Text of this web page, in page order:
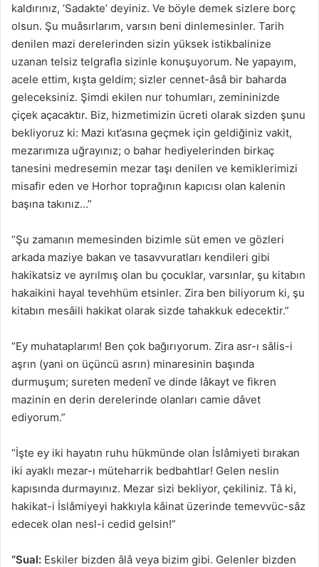
kaldırınız, ‘Sadakte’ deyiniz. Ve böyle demek sizlere borç
olsun. Şu muâsırlarım, varsın beni dinlemesinler. Tarih
denilen mazi derelerinden sizin yüksek istikbalinize
uzanan telsiz telgrafla sizinle konuşuyorum. Ne yapayım,
acele ettim, kışta geldim; sizler cennet-âsâ bir baharda
geleceksiniz. Şimdi ekilen nur tohumları, zemininizde
çiçek açacaktır. Biz, hizmetimizin ücreti olarak sizden şunu
bekliyoruz ki: Mazi kıt’asına geçmek için geldiğiniz vakit,
mezarımıza uğrayınız; o bahar hediyelerinden birkaç
tanesini medresemin mezar taşı denilen ve kemiklerimizi
misafir eden ve Horhor toprağının kapıcısı olan kalenin
başına takınız…”
“Şu zamanın memesinden bizimle süt emen ve gözleri
arkada maziye bakan ve tasavvuratları kendileri gibi
hakikatsiz ve ayrılmış olan bu çocuklar, varsınlar, şu kitabın
hakaikini hayal tevehhüm etsinler. Zira ben biliyorum ki, şu
kitabın mesâili hakikat olarak sizde tahakkuk edecektir.”
“Ey muhataplarım! Ben çok bağırıyorum. Zira asr-ı sâlis-i
aşrın (yani on üçüncü asrın) minaresinin başında
durmuşum; sureten medenî ve dinde lâkayt ve fikren
mazinin en derin derelerinde olanları camie dâvet
ediyorum.”
“İşte ey iki hayatın ruhu hükmünde olan İslâmiyeti bırakan
iki ayaklı mezar-ı müteharrik bedbahtlar! Gelen neslin
kapısında durmayınız. Mezar sizi bekliyor, çekiliniz. Tâ ki,
hakikat-i İslâmiyeyi hakkıyla kâinat üzerinde temevvüc-sâz
edecek olan nesl-i cedid gelsin!”
“Sual: Eskiler bizden âlâ veya bizim gibi. Gelenler bizden